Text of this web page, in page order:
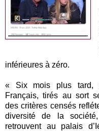
inférieures à zéro.
« Six mois plus tard,
Français, tirés au sort
des critères censés
diversité de la
retrouvent au palais